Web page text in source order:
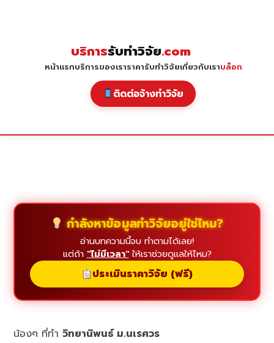
บริการรับทำวิจัย.com
หน้าแรกบริการของเราราคารับทำวิจัยเกี่ยวกับเราบล็อก
ติดต่อจ้างทำวิจัย
กำลังหาข้อมูลทำวิจัยอยู่ใช่ไหม?
อ่านบทความนี้จบ ทำตามได้เลย!
แต่ถ้า "ไม่มีเวลา"ให้เราช่วยดูแลให้ไหม?
ประเมินราคาวิจัย (ฟรี)
น้องๆ ที่ทำวิทยานิพนธ์ ม.นเรศวร